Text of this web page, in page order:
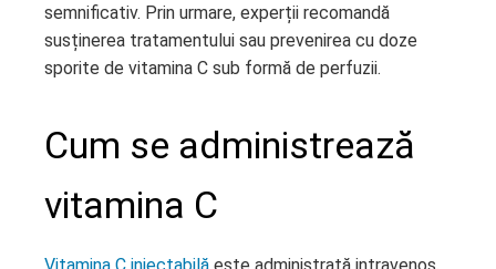
semnificativ. Prin urmare, experții recomandă
susținerea tratamentului sau prevenirea cu doze
sporite de vitamina C sub formă de perfuzii.
Cum se administrează
vitamina C